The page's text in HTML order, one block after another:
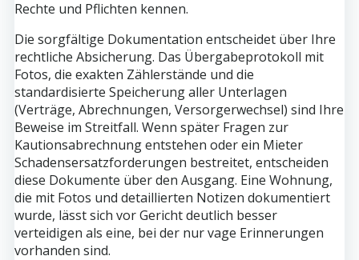
Rechte und Pflichten kennen.
Die sorgfältige Dokumentation entscheidet über Ihre
rechtliche Absicherung. Das Übergabeprotokoll mit
Fotos, die exakten Zählerstände und die
standardisierte Speicherung aller Unterlagen
(Verträge, Abrechnungen, Versorgerwechsel) sind Ihre
Beweise im Streitfall. Wenn später Fragen zur
Kautionsabrechnung entstehen oder ein Mieter
Schadensersatzforderungen bestreitet, entscheiden
diese Dokumente über den Ausgang. Eine Wohnung,
die mit Fotos und detaillierten Notizen dokumentiert
wurde, lässt sich vor Gericht deutlich besser
verteidigen als eine, bei der nur vage Erinnerungen
vorhanden sind.